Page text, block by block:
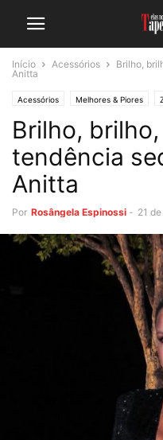
Início Acessórios
Brilho,
Anitta
Acessórios Melhores & Piores
Brilho,
tendência
Anitta
Por Rosângela Espinossi - 21